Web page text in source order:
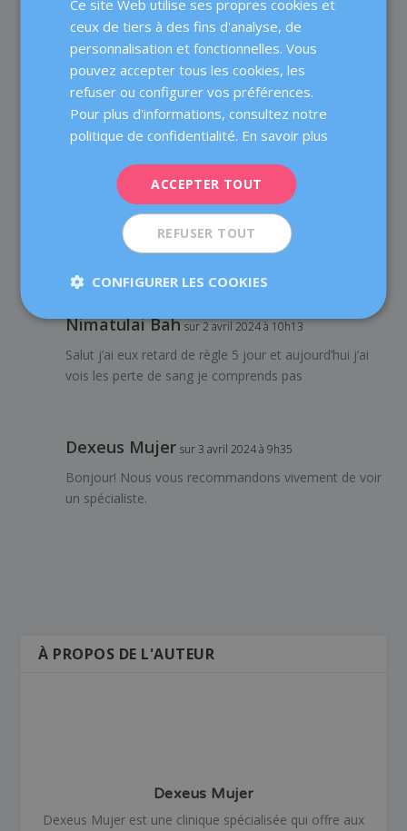
comprends pas
Dexeus Mujer sur 25 janvier 2023 à 12h18
Chère Edwige,
rapports sexuels non protégés autour de votre
ovulation n’est pas une garantie de grossesse. Je vous
conseille d’être patiente, si après quelques cycles,
vous ne tombez pas enceinte, alors vous devriez
Nimatulai Bah sur 2 avril 2024 à 10h13
Salut j’ai eux retard de règle 5 jour et aujourd’hui j’ai
vois les perte de sang je comprends pas
Dexeus Mujer sur 3 avril 2024 à 9h35
Bonjour! Nous vous recommandons vivement de voir
un spécialiste.
À PROPOS DE L'AUTEUR
Dexeus Mujer
Dexeus Mujer est une clinique spécialisée qui offre aux
CATALÀ
DEUTSCH
ITALIANO
Ce site Web utilise ses propres cookies et
ceux de tiers à des fins d'analyse, de
personnalisation et fonctionnelles. Vous
pouvez accepter tous les cookies, les
refuser ou configurer vos préférences.
Pour plus d'informations, consultez notre
politique de confidentialité. En savoir plus
ACCEPTER TOUT
REFUSER TOUT
CONFIGURER LES COOKIES